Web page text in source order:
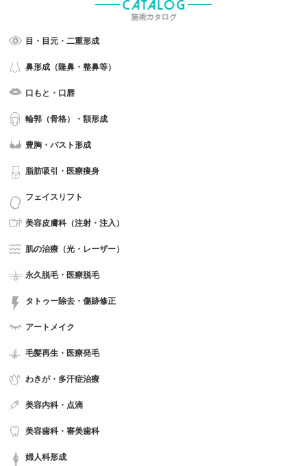
目・目元・二重形成
鼻形成（隆鼻・整鼻等）
口もと・口唇
輪郭（骨格）・額形成
豊胸・バスト形成
脂肪吸引・医療痩身
フェイスリフト
美容皮膚科（注射・注入）
肌の治療（光・レーザー）
永久脱毛・医療脱毛
タトゥー除去・傷跡修正
アートメイク
毛髪再生・医療発毛
わきが・多汗症治療
美容内科・点滴
美容歯科・審美歯科
婦人科形成